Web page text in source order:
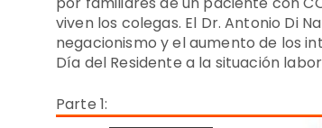
viven los colegas. El Dr. Antonio Di
negacionismo y el aumento de los
Día del Residente a la situación
Parte 1: